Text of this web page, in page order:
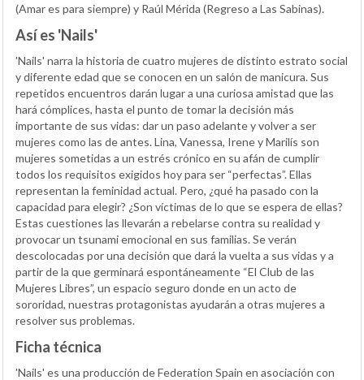
(Amar es para siempre) y Raúl Mérida (Regreso a Las Sabinas).
Así es 'Nails'
'Nails' narra la historia de cuatro mujeres de distinto estrato social
y diferente edad que se conocen en un salón de manicura. Sus
repetidos encuentros darán lugar a una curiosa amistad que las
hará cómplices, hasta el punto de tomar la decisión más
importante de sus vidas: dar un paso adelante y volver a ser
mujeres como las de antes. Lina, Vanessa, Irene y Marilís son
mujeres sometidas a un estrés crónico en su afán de cumplir
todos los requisitos exigidos hoy para ser “perfectas”. Ellas
representan la feminidad actual. Pero, ¿qué ha pasado con la
capacidad para elegir? ¿Son víctimas de lo que se espera de ellas?
Estas cuestiones las llevarán a rebelarse contra su realidad y
provocar un tsunami emocional en sus familias. Se verán
descolocadas por una decisión que dará la vuelta a sus vidas y a
partir de la que germinará espontáneamente “El Club de las
Mujeres Libres”, un espacio seguro donde en un acto de
sororidad, nuestras protagonistas ayudarán a otras mujeres a
resolver sus problemas.
Ficha técnica
'Nails' es una producción de Federation Spain en asociación con